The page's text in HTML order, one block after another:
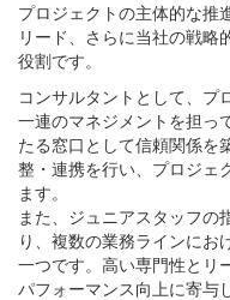
プロジェクトの主体的な推
リード、さらに当社の戦略
役割です。
コンサルタントとして、プ
一連のマネジメントを担っ
たる窓口として信頼関係を
整・連携を行い、プロジェ
ます。
また、ジュニアスタッフの
り、複数の業務ラインにお
一つです。高い専門性とリ
パフォーマンス向上に寄与